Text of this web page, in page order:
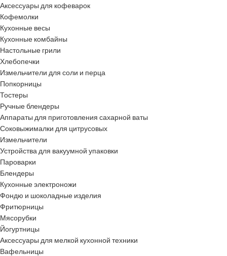
Аксессуары для кофеварок
Кофемолки
Кухонные весы
Кухонные комбайны
Настольные грили
Хлебопечки
Измельчители для соли и перца
Попкорницы
Тостеры
Ручные блендеры
Аппараты для приготовления сахарной ваты
Соковыжималки для цитрусовых
Измельчители
Устройства для вакуумной упаковки
Пароварки
Блендеры
Кухонные электроножи
Фондю и шоколадные изделия
Фритюрницы
Мясорубки
Йогуртницы
Аксессуары для мелкой кухонной техники
Вафельницы